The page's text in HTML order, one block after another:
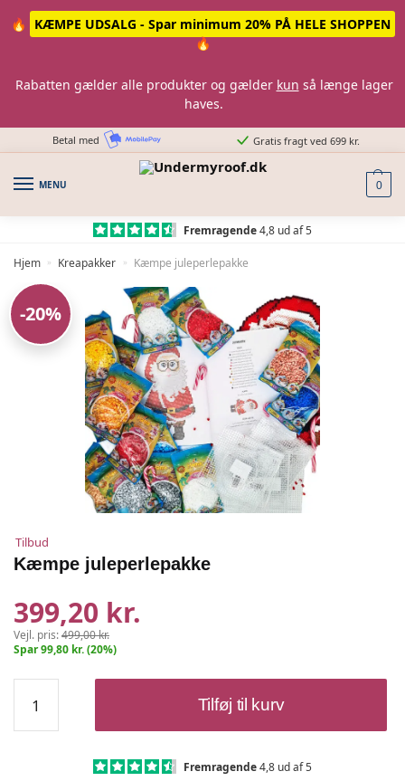
🔥
KÆMPE UDSALG - Spar minimum 20% PÅ HELE SHOPPEN
🔥
Rabatten gælder alle produkter og gælder kun så længe lager
haves.
Betal med Gratis fragt ved 699 kr.
MENU 0
Fremragende4,8 ud af 5
Hjem » Kreapakker » Kæmpe juleperlepakke
-20%
Tilbud
Kæmpe juleperlepakke
399,20 kr.
Vejl. pris:499,00 kr.
Spar 99,80 kr. (20%)
juleperlepakke
antal
Tilføj til kurv
Fremragende4,8 ud af 5